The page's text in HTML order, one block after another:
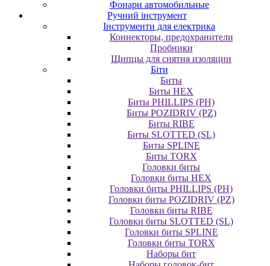
Фонари автомобильные
Ручний інструмент
Інструменти для електрика
Коннекторы, предохранители
Пробники
Щипцы для снятия изоляции
Біти
Биты
Биты HEX
Биты PHILLIPS (PH)
Биты POZIDRIV (PZ)
Биты RIBE
Биты SLOTTED (SL)
Биты SPLINE
Биты TORX
Головки биты
Головки биты HEX
Головки биты PHILLIPS (PH)
Головки биты POZIDRIV (PZ)
Головки биты RIBE
Головки биты SLOTTED (SL)
Головки биты SPLINE
Головки биты TORX
Наборы бит